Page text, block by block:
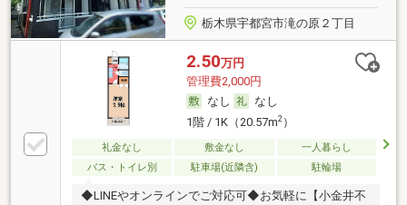
栃木県宇都宮市滝の原２丁目
2.50万円
管理費2,000円
なし
なし
1階 / 1K（20.57m2）
礼金なし 敷金なし
一人暮らし
バス・トイレ別
駐車場(近隣含) 駐輪場
◆LINEやオンラインでご対応可◆お気軽に【小金井不